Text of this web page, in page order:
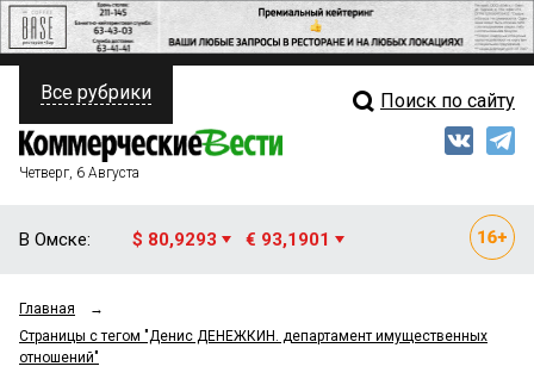
ПОЛИТИКА
ФИНАНСЫ
ОБЩЕСТВО
Свежий выпуск
Все рубрики Поиск по сайту
Четверг, 6 Августа
В Омске: $ 80,9293 € 93,1901
Главная
→
Страницы c тегом "Денис ДЕНЕЖКИН. департамент имущественных
отношений"